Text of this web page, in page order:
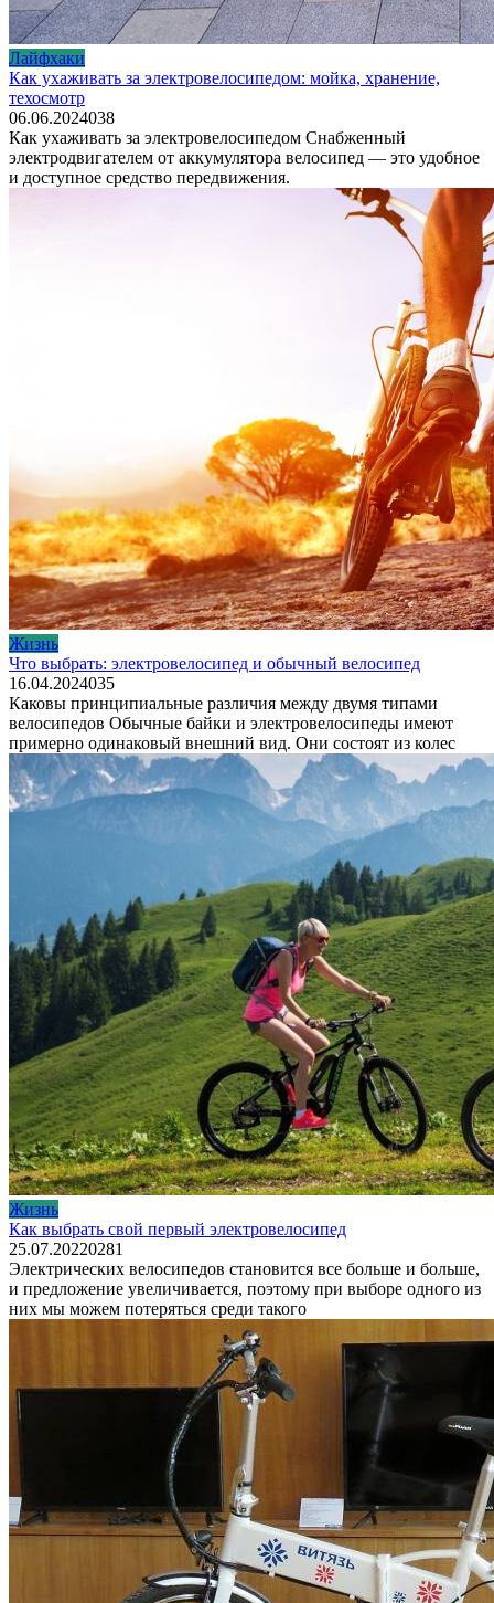
Лайфхаки
Как ухаживать за электровелосипедом: мойка, хранение,
техосмотр
06.06.2024038
Как ухаживать за электровелосипедом Снабженный
электродвигателем от аккумулятора велосипед — это удобное
и доступное средство передвижения.
Жизнь
Что выбрать: электровелосипед и обычный велосипед
16.04.2024035
Каковы принципиальные различия между двумя типами
велосипедов Обычные байки и электровелосипеды имеют
примерно одинаковый внешний вид. Они состоят из колес
Жизнь
Как выбрать свой первый электровелосипед
25.07.20220281
Электрических велосипедов становится все больше и больше,
и предложение увеличивается, поэтому при выборе одного из
них мы можем потеряться среди такого